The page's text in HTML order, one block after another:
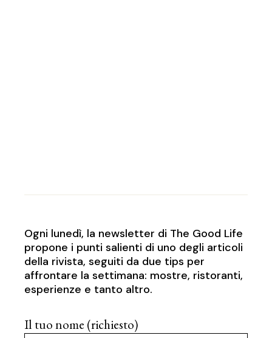
Ogni lunedì, la newsletter di The Good Life
propone i punti salienti di uno degli articoli
della rivista, seguiti da due tips per
affrontare la settimana: mostre, ristoranti,
esperienze e tanto altro.
Il tuo nome (richiesto)